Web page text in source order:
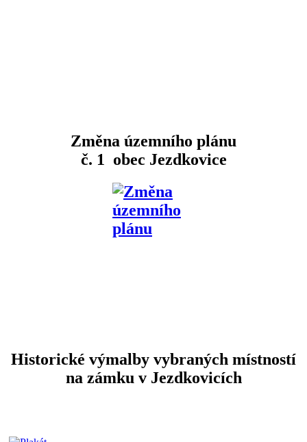
Změna územního plánu
č. 1 obec Jezdkovice
Historické výmalby vybraných místností
na zámku v Jezdkovicích